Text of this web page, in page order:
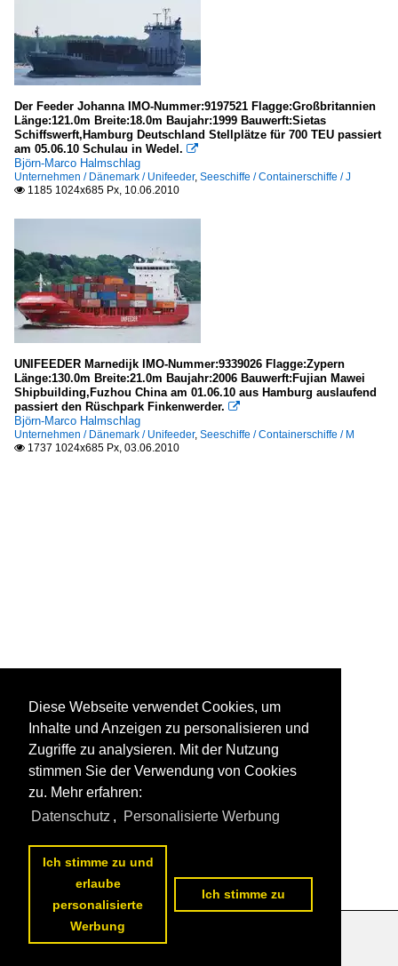
Der Feeder Johanna IMO-Nummer:9197521 Flagge:Großbritannien
Länge:121.0m Breite:18.0m Baujahr:1999 Bauwerft:Sietas
Schiffswerft,Hamburg Deutschland Stellplätze für 700 TEU passiert
am 05.06.10 Schulau in Wedel. 
Björn-Marco Halmschlag
Unternehmen / Dänemark / Unifeeder, Seeschiffe / Containerschiffe / J
 1185 1024x685 Px, 10.06.2010
UNIFEEDER Marnedijk IMO-Nummer:9339026 Flagge:Zypern
Länge:130.0m Breite:21.0m Baujahr:2006 Bauwerft:Fujian Mawei
Shipbuilding,Fuzhou China am 01.06.10 aus Hamburg auslaufend
passiert den Rüschpark Finkenwerder. 
Björn-Marco Halmschlag
Unternehmen / Dänemark / Unifeeder, Seeschiffe / Containerschiffe / M
 1737 1024x685 Px, 03.06.2010
Datenschutzerklärung
Diese Webseite verwendet Cookies, um
Inhalte und Anzeigen zu personalisieren und
Zugriffe zu analysieren. Mit der Nutzung
stimmen Sie der Verwendung von Cookies
zu. Mehr erfahren:
Datenschutz , Personalisierte Werbung
Ich stimme zu und
erlaube
personalisierte
Werbung
Ich stimme zu